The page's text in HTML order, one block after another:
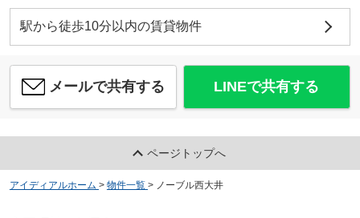
駅から徒歩10分以内の賃貸物件
メールで共有する LINEで共有する
ページトップへ
アイディアルホーム > 物件一覧 > ノーブル西大井